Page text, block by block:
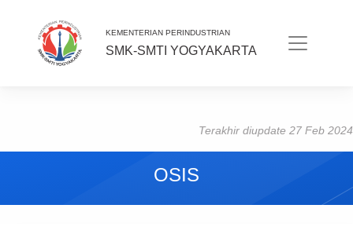
KEMENTERIAN PERINDUSTRIAN
SMK-SMTI YOGYAKARTA
Terakhir diupdate 27 Feb 2024
OSIS